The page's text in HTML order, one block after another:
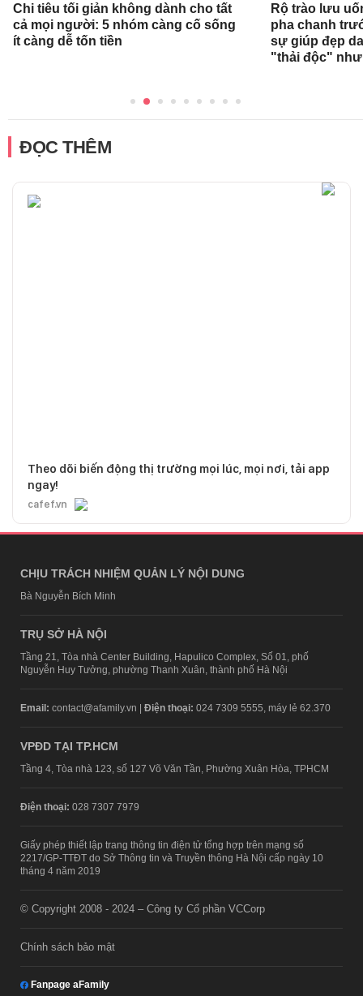
Chi tiêu tối giản không dành cho tất
cả mọi người: 5 nhóm càng cố sống
ít càng dễ tốn tiền
Rộ trào lưu
pha chanh
sự giúp đẹp
"thải độc"
ĐỌC THÊM
Theo dõi biến động thị trường mọi lúc, mọi nơi, tải app
ngay!
cafef.vn
CHỊU TRÁCH NHIỆM QUẢN LÝ NỘI DUNG
Bà Nguyễn Bích Minh
TRỤ SỞ HÀ NỘI
Tầng 21, Tòa nhà Center Building, Hapulico Complex, Số 01, phố
Nguyễn Huy Tưởng, phường Thanh Xuân, thành phố Hà Nội
Email: contact@afamily.vn | Điện thoại: 024 7309 5555, máy lẻ 62.370
VPĐD TẠI TP.HCM
Tầng 4, Tòa nhà 123, số 127 Võ Văn Tần, Phường Xuân Hòa, TPHCM
Điện thoại: 028 7307 7979
Giấy phép thiết lập trang thông tin điện tử tổng hợp trên mạng số
2217/GP-TTĐT do Sở Thông tin và Truyền thông Hà Nội cấp ngày 10
tháng 4 năm 2019
© Copyright 2008 - 2024 – Công ty Cổ phần VCCorp
Chính sách bảo mật
Fanpage aFamily